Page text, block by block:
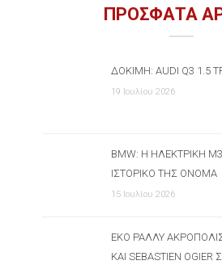
ΠΡΟΣΦΑΤΑ
ΔΟΚΙΜΉ: AUDI Q3 1.5
19 Ιουλίου 2026
BMW: Η ΗΛΕΚΤΡΙΚΉ
ΙΣΤΟΡΙΚΌ ΤΗΣ ΌΝΟΜΑ
15 Ιουλίου 2026
ΕΚΟ ΡΆΛΛΥ ΑΚΡΌΠΟΛΙΣ:
ΚΑΙ SEBASTIEN